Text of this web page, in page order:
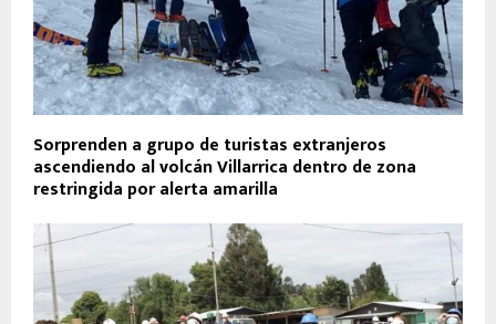
Sorprenden a grupo de turistas extranjeros
ascendiendo al volcán Villarrica dentro de zona
restringida por alerta amarilla